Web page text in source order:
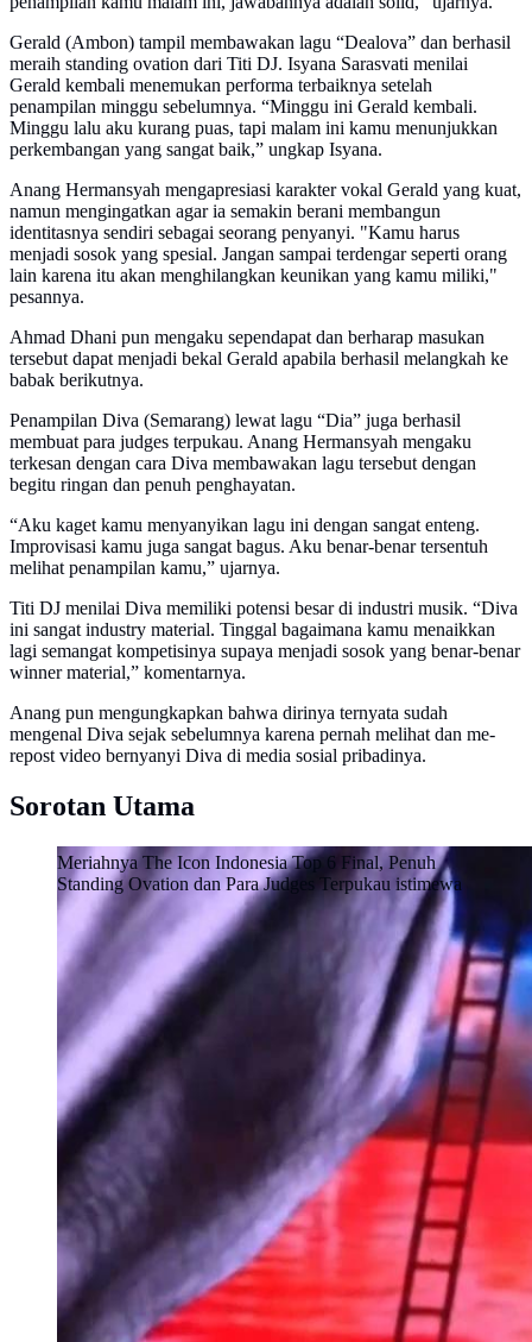
Gerald (Ambon) tampil membawakan lagu “Dealova” dan berhasil
meraih standing ovation dari Titi DJ. Isyana Sarasvati menilai
Gerald kembali menemukan performa terbaiknya setelah
penampilan minggu sebelumnya. “Minggu ini Gerald kembali.
Minggu lalu aku kurang puas, tapi malam ini kamu menunjukkan
perkembangan yang sangat baik,” ungkap Isyana.
Anang Hermansyah mengapresiasi karakter vokal Gerald yang kuat,
namun mengingatkan agar ia semakin berani membangun
identitasnya sendiri sebagai seorang penyanyi. "Kamu harus
menjadi sosok yang spesial. Jangan sampai terdengar seperti orang
lain karena itu akan menghilangkan keunikan yang kamu miliki,"
pesannya.
Ahmad Dhani pun mengaku sependapat dan berharap masukan
tersebut dapat menjadi bekal Gerald apabila berhasil melangkah ke
babak berikutnya.
Penampilan Diva (Semarang) lewat lagu “Dia” juga berhasil
membuat para judges terpukau. Anang Hermansyah mengaku
terkesan dengan cara Diva membawakan lagu tersebut dengan
begitu ringan dan penuh penghayatan.
“Aku kaget kamu menyanyikan lagu ini dengan sangat enteng.
Improvisasi kamu juga sangat bagus. Aku benar-benar tersentuh
melihat penampilan kamu,” ujarnya.
Titi DJ menilai Diva memiliki potensi besar di industri musik. “Diva
ini sangat industry material. Tinggal bagaimana kamu menaikkan
lagi semangat kompetisinya supaya menjadi sosok yang benar-benar
winner material,” komentarnya.
Anang pun mengungkapkan bahwa dirinya ternyata sudah
mengenal Diva sejak sebelumnya karena pernah melihat dan me-
repost video bernyanyi Diva di media sosial pribadinya.
Sorotan Utama
Meriahnya The Icon Indonesia Top 6 Final, Penuh
Standing Ovation dan Para Judges Terpukau istimewa